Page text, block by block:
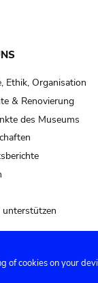
Ethik, Organisation
& Renovierung
des Museums
unterstützen
of cookies on your